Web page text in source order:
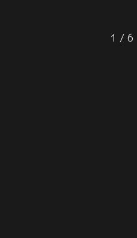
の庭園の橋に修理が必要だと聞きつ
け、ある計画を思いつく。その後、
1